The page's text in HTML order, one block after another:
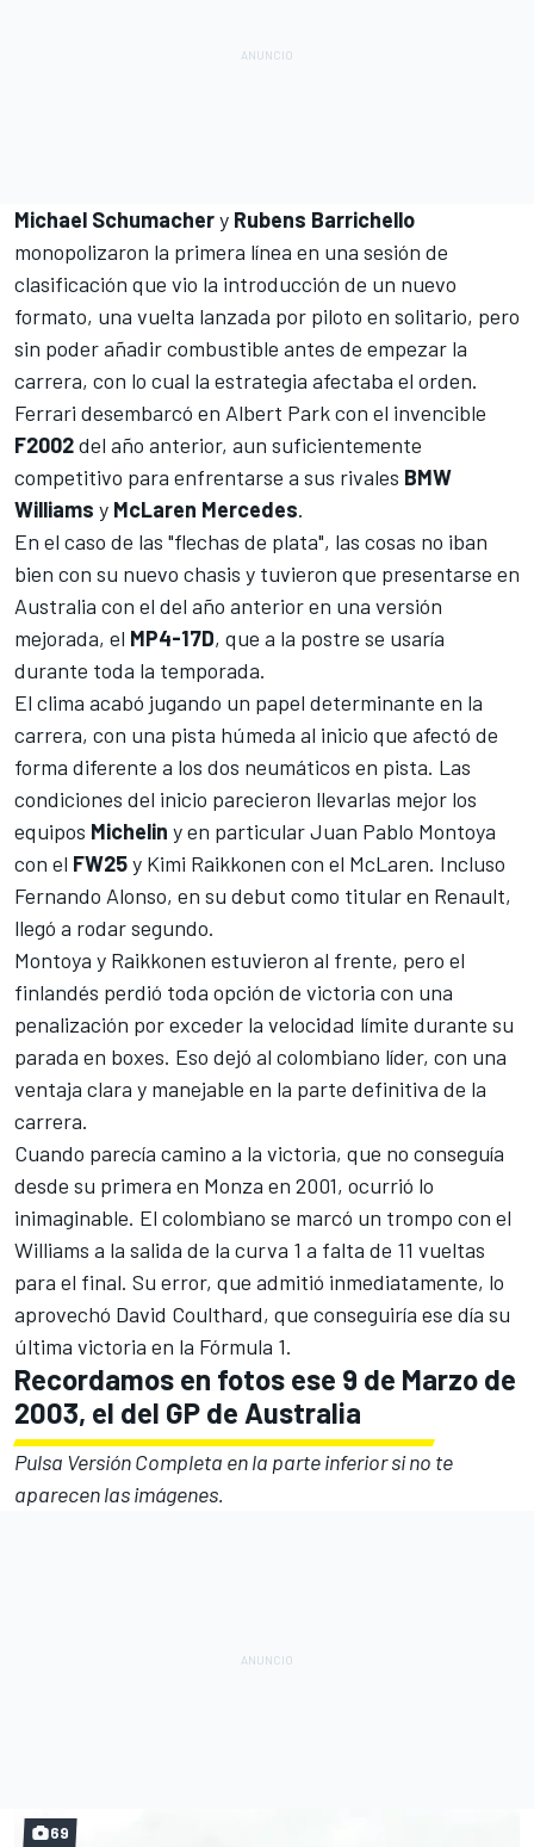
Michael Schumachery Rubens Barrichello
monopolizaron la primera línea en una sesión de
clasificación que vio la introducción de un nuevo
formato, una vuelta lanzada por piloto en solitario, pero
sin poder añadir combustible antes de empezar la
carrera, con lo cual la estrategia afectaba el orden.
Ferrari desembarcó en Albert Parkcon el invencible
F2002del año anterior, aun suficientemente
competitivo para enfrentarse a sus rivales BMW
Williams y McLaren Mercedes.
En el caso de las "flechas de plata", las cosas no iban
bien con su nuevo chasis y tuvieron que presentarse en
Australia con el del año anterior en una versión
mejorada, el MP4-17D, que a la postre se usaría
durante toda la temporada.
El clima acabó jugando un papel determinante en la
carrera, con una pista húmeda al inicio que afectó de
forma diferente a los dos neumáticos en pista. Las
condiciones del inicio parecieron llevarlas mejor los
equipos Michelin y en particularJuan Pablo Montoya
con el FW25y Kimi Raikkonen con el McLaren. Incluso
Fernando Alonso, en su debut como titular en Renault,
llegó a rodar segundo.
Montoya y Raikkonen estuvieron al frente, pero el
finlandés perdió toda opción de victoria con una
penalización por exceder la velocidad límite durante su
parada en boxes. Eso dejó al colombiano líder, con una
ventaja clara y manejable en la parte definitiva de la
carrera.
Cuando parecía camino a la victoria, que no conseguía
desde su primera en Monza en 2001, ocurrió lo
inimaginable. El colombiano se marcó un trompo con el
Williams a la salida de la curva 1 a falta de 11 vueltas
para el final. Su error, que admitió inmediatamente, lo
aprovechó David Coulthard, que conseguiría ese día su
última victoria en la Fórmula 1.
Recordamos en fotos ese 9 de Marzo de
2003, el del GP de Australia
Pulsa Versión Completa en la parte inferior si no te
aparecen las imágenes.
69